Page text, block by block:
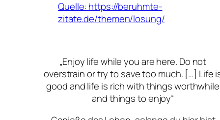
Quelle: https://beruhmte-
zitate.de/themen/losung/
„Enjoy life while you are here. Do not
overstrain or try to save too much. […] Life
good and life is rich with things worthwhile
and things to enjoy“